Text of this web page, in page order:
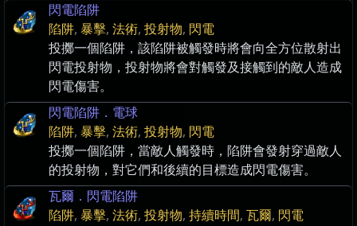
閃電陷阱
陷阱, 暴擊, 法術, 投射物, 閃電
投擲一個陷阱，該陷阱被觸發時將會向全方位散射出
閃電投射物，投射物將會對觸發及接觸到的敵人造成
閃電傷害。
閃電陷阱．電球
陷阱, 暴擊, 法術, 投射物, 閃電
投擲一個陷阱，當敵人觸發時，陷阱會發射穿過敵人
的投射物，對它們和後續的目標造成閃電傷害。
瓦爾．閃電陷阱
陷阱, 暴擊, 法術, 投射物, 持續時間, 瓦爾, 閃電